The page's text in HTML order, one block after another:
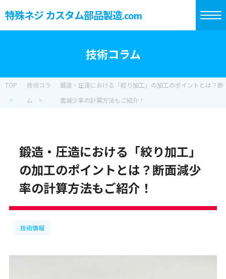
特殊ネジ カスタム部品製造.com
技術コラム
TOP
技術コラ
ム
鍛造・圧造における「絞り加工」の加工のポイントとは？断
面減少率の計算方法もご紹介！
鍛造・圧造における「絞り加工」
の加工のポイントとは？断面減少
率の計算方法もご紹介！
技術情報